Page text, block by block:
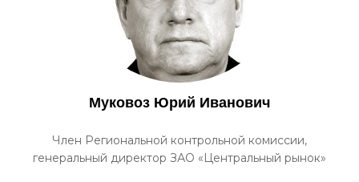
Муковоз Юрий Иванович
Член Региональной контрольной комиссии,
генеральный директор ЗАО «Центральный рынок»